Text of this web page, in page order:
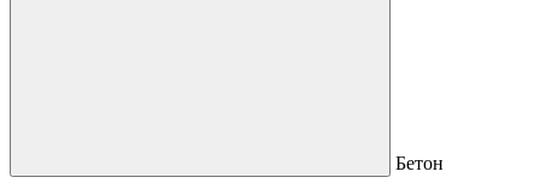
Бетон